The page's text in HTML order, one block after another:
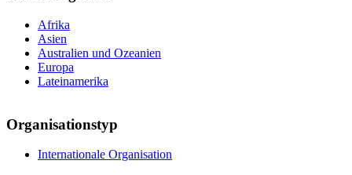
Afrika
Asien
Australien und Ozeanien
Europa
Lateinamerika
Organisationstyp
Internationale Organisation